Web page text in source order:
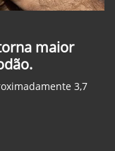
maior
3,7